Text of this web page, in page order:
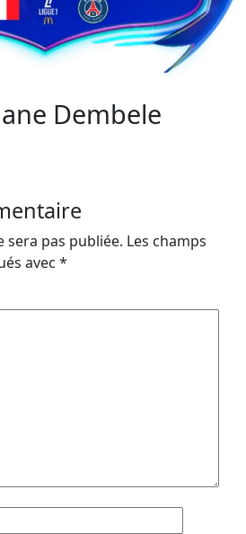
Dembele
sera pas publiée. Les champs
avec *